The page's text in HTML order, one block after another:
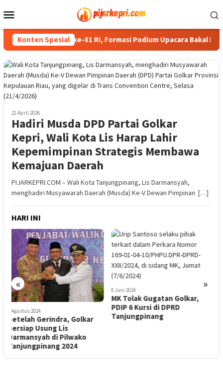
ke
Mobile
Konten Spesial
HUT ke-81 RI, Formasi Podium Upacara Bakal Berubah
21 April 2026
Hadiri Musda DPD Partai Golkar
Kepri, Wali Kota Lis Harap Lahir
Kepemimpinan Strategis Membawa
Kemajuan Daerah
PIJARKEPRI.COM – Wali Kota Tanjungpinang, Lis Darmansyah,
menghadiri Musyawarah Daerah (Musda) Ke-V Dewan Pimpinan […]
HARI INI
« »
8 Juni 2024
MK Tolak Gugatan Golkar,
PDIP 6 Kursi di DPRD
Tanjungpinang
28 Agustus 2024
Daeng Saharuddin: Lis-
Raja, Duet Pemimpin Ideal
untuk Masa Depan
Tanjungpinang